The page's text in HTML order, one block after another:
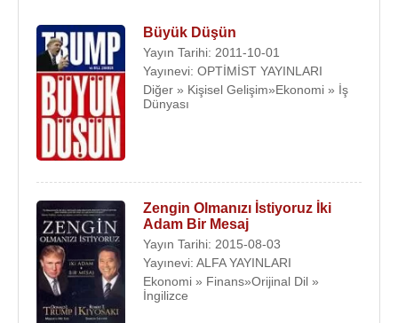
"Forbes" adlı ekonomi dergisi ve "Wall Street
Journal" gazetesine göre 90’lı yıllarda mali sıkıntı
yaşadı. Çabuk toparlandı. Batışa doğru giden iş
yaşantısından sonra 2005 yılında Trump Eğlence
İşletmeleri Holdingi açarak tekrar yükselişe geçti.
Donald Trump
rezidans ve alışveriş merkezini
2012
Doğan
Holdingile açarak İstanbul’da büyük bir yatırım
gerçekleştirdi. Trump Towers’ın açılışına Başbakan
Recep Tayyip Erdoğanile Doğan Holding Onursal
Başkanı
Aydın Doğankatıldı.
Büyük Düşün
Yayın Tarihi: 2011-10-01
Yayınevi: OPTİMİST YAYINLARI
Diğer » Kişisel Gelişim»Ekonomi » İş
Dünyası
Zengin Olmanızı İstiyoruz İki
Adam Bir Mesaj
Yayın Tarihi: 2015-08-03
Yayınevi: ALFA YAYINLARI
Ekonomi » Finans»Orijinal Dil »
İngilizce